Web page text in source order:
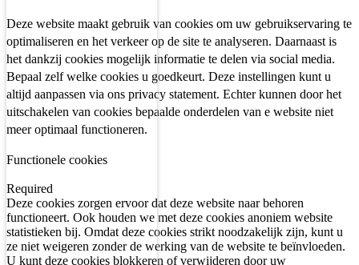
Deze website maakt gebruik van cookies om uw gebruikservaring te
optimaliseren en het verkeer op de site te analyseren. Daarnaast is
het dankzij cookies mogelijk informatie te delen via social media.
Bepaal zelf welke cookies u goedkeurt. Deze instellingen kunt u
altijd aanpassen via ons privacy statement. Echter kunnen door het
uitschakelen van cookies bepaalde onderdelen van e website niet
meer optimaal functioneren.
Functionele cookies
Required
Deze cookies zorgen ervoor dat deze website naar behoren
functioneert. Ook houden we met deze cookies anoniem website
statistieken bij. Omdat deze cookies strikt noodzakelijk zijn, kunt u
ze niet weigeren zonder de werking van de website te beïnvloeden.
U kunt deze cookies blokkeren of verwijderen door uw